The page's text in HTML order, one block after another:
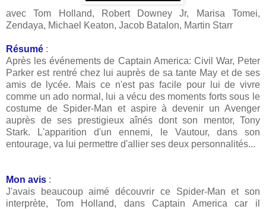
avec Tom Holland, Robert Downey Jr, Marisa Tomei,
Zendaya, Michael Keaton, Jacob Batalon, Martin Starr
Résumé :
Après les événements de Captain America: Civil War, Peter
Parker est rentré chez lui auprès de sa tante May et de ses
amis de lycée. Mais ce n'est pas facile pour lui de vivre
comme un ado normal, lui a vécu des moments forts sous le
costume de Spider-Man et aspire à devenir un Avenger
auprès de ses prestigieux aînés dont son mentor, Tony
Stark. L'apparition d'un ennemi, le Vautour, dans son
entourage, va lui permettre d'allier ses deux personnalités...
Mon avis :
J'avais beaucoup aimé découvrir ce Spider-Man et son
interprète, Tom Holland, dans Captain America car il